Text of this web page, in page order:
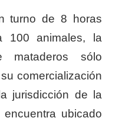
turno de 8 horas
100 animales, la
mataderos sólo
comercialización
jurisdicción de la
ubicado